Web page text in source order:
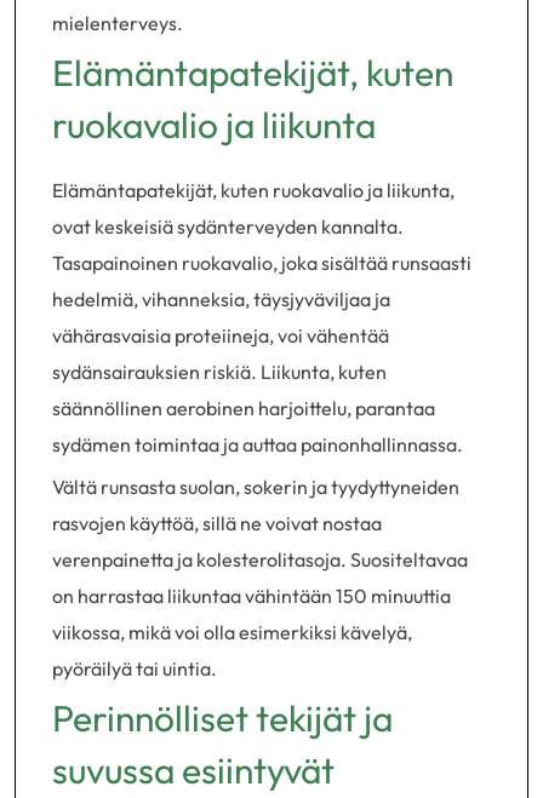
mielenterveys.
Elämäntapatekijät, kuten
ruokavalio ja liikunta
Elämäntapatekijät, kuten ruokavalio ja liikunta,
ovat keskeisiä sydänterveyden kannalta.
Tasapainoinen ruokavalio, joka sisältää runsaasti
hedelmiä, vihanneksia, täysjyväviljaa ja
vähärasvaisia proteiineja, voi vähentää
sydänsairauksien riskiä. Liikunta, kuten
säännöllinen aerobinen harjoittelu, parantaa
sydämen toimintaa ja auttaa painonhallinnassa.
Vältä runsasta suolan, sokerin ja tyydyttyneiden
rasvojen käyttöä, sillä ne voivat nostaa
verenpainetta ja kolesterolitasoja. Suositeltavaa
on harrastaa liikuntaa vähintään 150 minuuttia
viikossa, mikä voi olla esimerkiksi kävelyä,
pyöräilyä tai uintia.
Perinnölliset tekijät ja
suvussa esiintyvät